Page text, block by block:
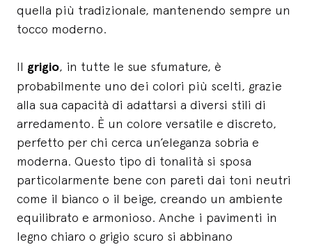
quella più tradizionale, mantenendo sempre un
tocco moderno.
Il grigio, in tutte le sue sfumature, è
probabilmente uno dei colori più scelti, grazie
alla sua capacità di adattarsi a diversi stili di
arredamento. È un colore versatile e discreto,
perfetto per chi cerca un’eleganza sobria e
moderna. Questo tipo di tonalità si sposa
particolarmente bene con pareti dai toni neutri
come il bianco o il beige, creando un ambiente
equilibrato e armonioso. Anche i pavimenti in
legno chiaro o grigio scuro si abbinano